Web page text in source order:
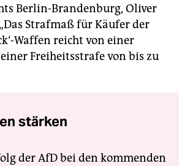
Berlin-Brandenburg, Oliver
Strafmaß für Käufer der
Waffen reicht von einer
Freiheitsstrafe von bis zu
stärken
der AfD bei den kommenden